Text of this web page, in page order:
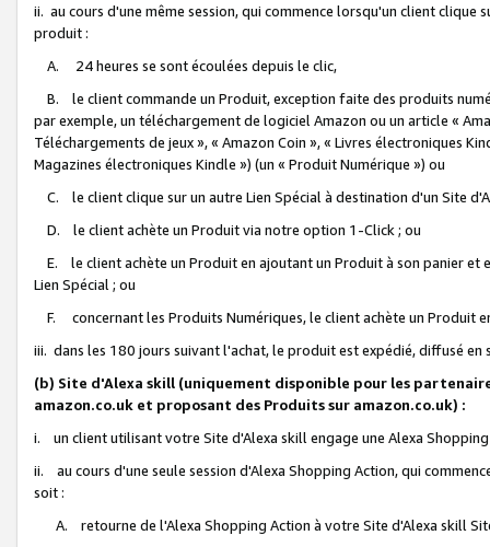
ii. au cours d'une même session, qui commence lorsqu'un client
produit :
A. 24 heures se sont écoulées depuis le clic,
B. le client commande un Produit, exception faite des produits
par exemple, un téléchargement de logiciel Amazon ou un article «
Téléchargements de jeux », « Amazon Coin », « Livres électroniques
Magazines électroniques Kindle ») (un « Produit Numérique ») ou
C. le client clique sur un autre Lien Spécial à destination d'un Site
D. le client achète un Produit via notre option 1-Click ; ou
E. le client achète un Produit en ajoutant un Produit à son panier et
Lien Spécial ; ou
F. concernant les Produits Numériques, le client achète un Produit
iii. dans les 180 jours suivant l'achat, le produit est expédié, diffusé
(b) Site d'Alexa skill (uniquement disponible pour les
amazon.co.uk et proposant des Produits sur amazon.co.uk) :
i. un client utilisant votre Site d'Alexa skill engage une Alexa
ii. au cours d'une seule session d'Alexa Shopping Action, qui
soit :
A. retourne de l'Alexa Shopping Action à votre Site d'Alexa skill